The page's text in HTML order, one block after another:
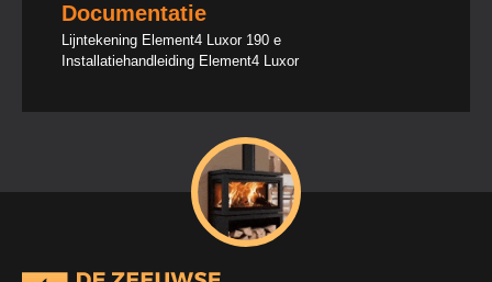
Documentatie
Lijntekening Element4 Luxor 190 e
Installatiehandleiding Element4 Luxor